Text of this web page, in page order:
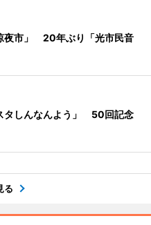
夜市」 20年ぶり「光市民音
タしんなんよう」 50回記念
る